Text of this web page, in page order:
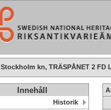
Stockholm kn, TRÄSPÅNET 2 FD
Innehåll
Historik